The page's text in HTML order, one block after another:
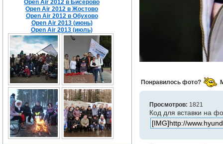
Open Air 2012 в Бисерово
Open Air 2012 в Жостово
Open Air 2012 в Обухово
Open Air 2013 (июнь)
Open Air 2013 (июль)
Понравилось фото?
Просмотров: 1821
Код для вставки на